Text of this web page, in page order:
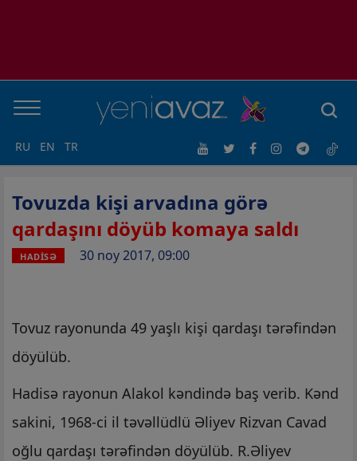
RU EN TR
Tovuzda kişi arvadına görə
qardaşını döyüb komaya saldı
HADİSƏ 30 noy 2017, 09:00
Tovuz rayonunda 49 yaşlı kişi qardaşı tərəfindən
döyülüb.
Hadisə rayonun Alakol kəndində baş verib. Kənd
sakini, 1968-ci il təvəllüdlü Əliyev Rizvan Cavad
oğlu qardaşı tərəfindən döyülüb. R.Əliyev